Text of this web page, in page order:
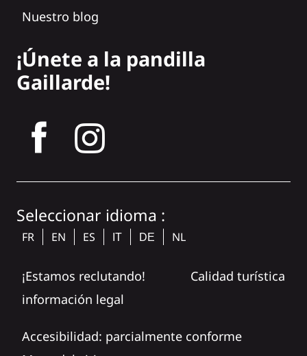
Nuestro blog
¡Únete a la pandilla
Gaillarde!
Seleccionar idioma :
FR EN ES IT DE NL
¡Estamos reclutando!
Calidad turística
información legal
Accesibilidad: parcialmente conforme